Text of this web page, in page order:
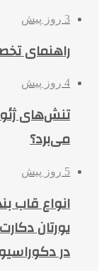
3 روز پیش
راهنمای
4 روز پیش
تنش‌های
می‌برد؟
5 روز پیش
انواع قاب
یورتان
در